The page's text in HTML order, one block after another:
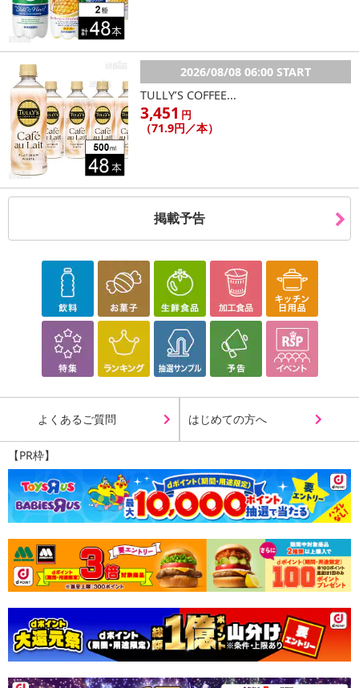
【キャンセルについて】
※お申込み後のキャンセルはお受けできません。
記載されている内容を必ずご確認いただき、お届けする商品セット
にご納得いただきましたうえでお申し込みください。
※パッケージ変更や商品リニューアル(成分など含む)等により、参考
の掲載画像や画像内のバーコードなど、お届け商品と多少異なる場
合がございます。
また、[新たな加工食品の原料原産地表示制度]の経過措置期間の終
了により、商品詳細内に記載の原産国・原材料の表記が旧表記の場
合がございます。
あらかじめご了承いただいた上でお申込みください。なお、本理由
によるお申込み後のキャンセル・返品交換は対応いたしかねます。
【お支払いについて】
※送料はお試し費用に含まれております。
※d払い、PayPay、au PAY、au PAY（auかんたん決済）、ソフトバ
ンクまとめて支払い、楽天ペイ、メルペイ、AEON Pay、Amazon
Payでお支払いの場合、決済のため外部サイトへ遷移します。
※予約商品は決済手段ごとに定められた決済期限日にお支払いを完
了することがございます。ご了承いただいたうえでお申し込みくだ
■その他共通および商品カテゴリー別注意事項（※必ずご確認くだ
2026/08/08 06:00 START
TULLY’S COFFEE...
3,451 円
（71.9円／本）
掲載予告
よくあるご質問 はじめての方へ
【PR枠】